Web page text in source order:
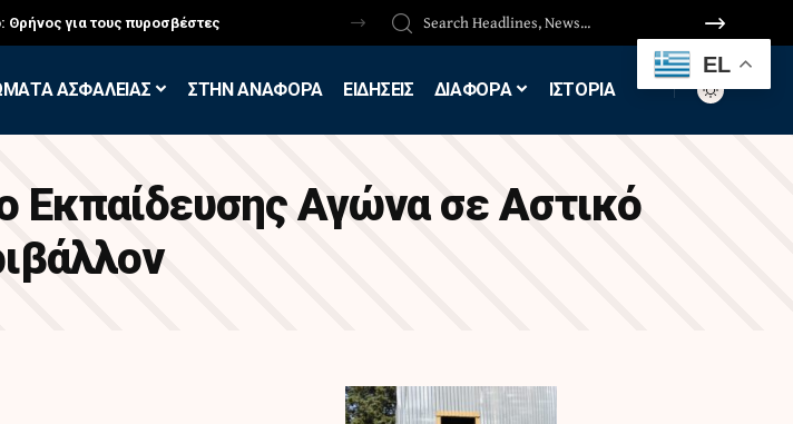
Θρήνος για τους πυροσβέστες
ΑΣΦΑΛΕΙΑΣ ΣΤΗΝ ΑΝΑΦΟΡΑ ΕΙΔΗΣΕΙΣ ΔΙΑΦΟΡΑ ΙΣΤΟΡΙΑ
Εκπαίδευσης Αγώνα σε Αστικό
EL